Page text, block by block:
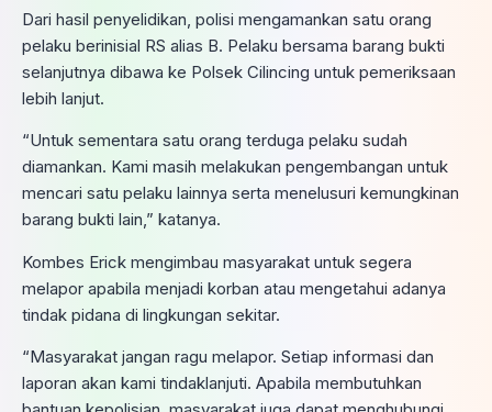
Dari hasil penyelidikan, polisi mengamankan satu orang
pelaku berinisial RS alias B. Pelaku bersama barang bukti
selanjutnya dibawa ke Polsek Cilincing untuk pemeriksaan
lebih lanjut.
“Untuk sementara satu orang terduga pelaku sudah
diamankan. Kami masih melakukan pengembangan untuk
mencari satu pelaku lainnya serta menelusuri kemungkinan
barang bukti lain,” katanya.
Kombes Erick mengimbau masyarakat untuk segera
melapor apabila menjadi korban atau mengetahui adanya
tindak pidana di lingkungan sekitar.
“Masyarakat jangan ragu melapor. Setiap informasi dan
laporan akan kami tindaklanjuti. Apabila membutuhkan